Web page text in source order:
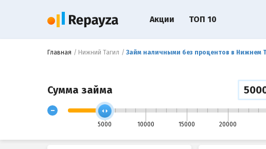
Главная Нижний Тагил Займ наличными без процентов в Нижнем
Сумма займа
-
5000 10000 15000 20000
Акции ТОП 10